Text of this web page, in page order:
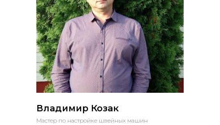
Владимир Козак
Мастер по настройке швейных машин